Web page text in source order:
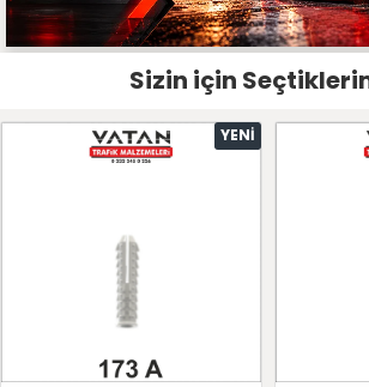
Sizin için
YENI